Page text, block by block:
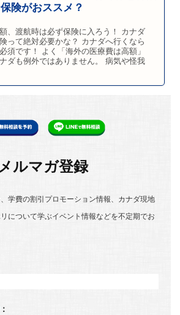
険がおススメ？
、渡航時は必ず保険に入ろう！ カナダ
って絶対必要かな？ カナダへ行くなら
須です！ よく「海外の医療費は高額」
ダも例外ではありません。 病気や怪我
メルマガ登録
学費の割引プロモーション情報、カナダ現地
について学ぶイベント情報などを不定期でお
：